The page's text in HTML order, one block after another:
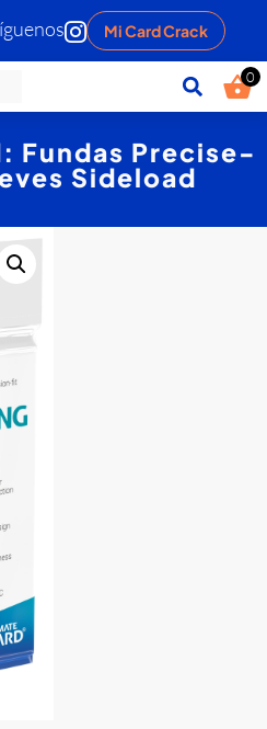
Mi Card Crack
0
Fundas Precise-
Sideload